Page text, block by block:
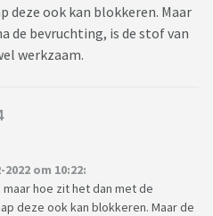
deze ook kan blokkeren. Maar
de bevruchting, is de stof van
werkzaam.
om 10:22:
hoe zit het dan met de
deze ook kan blokkeren. Maar de